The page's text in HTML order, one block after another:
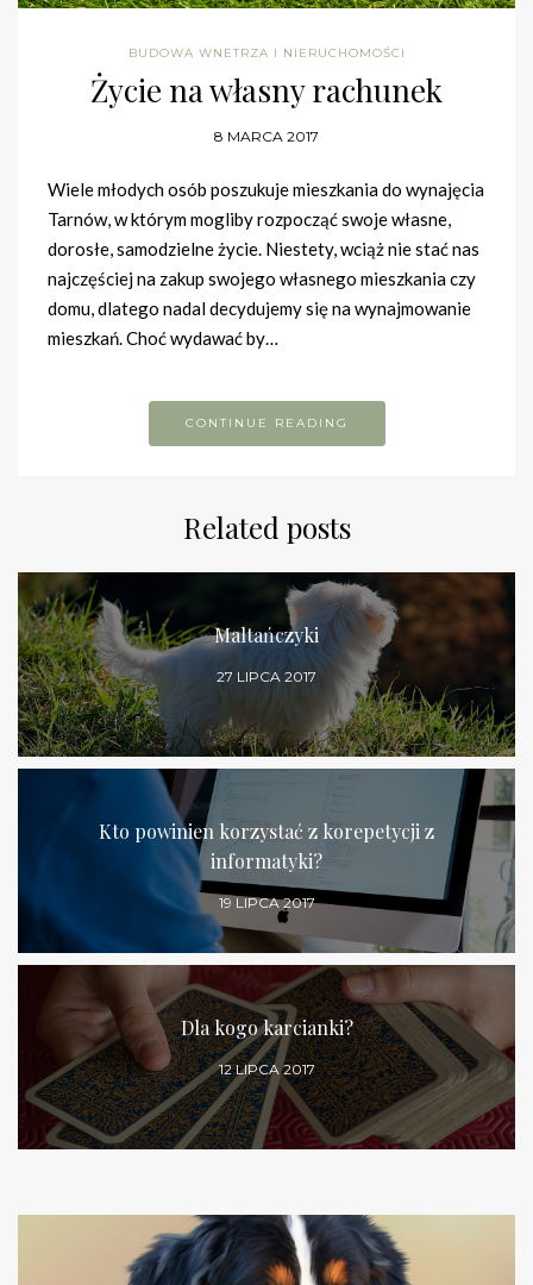
BUDOWA WNETRZA I NIERUCHOMOŚCI
Życie na własny rachunek
8 MARCA 2017
Wiele młodych osób poszukuje mieszkania do wynajęcia
Tarnów, w którym mogliby rozpocząć swoje własne,
dorosłe, samodzielne życie. Niestety, wciąż nie stać nas
najczęściej na zakup swojego własnego mieszkania czy
domu, dlatego nadal decydujemy się na wynajmowanie
mieszkań. Choć wydawać by…
CONTINUE READING
Related posts
Maltańczyki
27 LIPCA 2017
Kto powinien korzystać z korepetycji z
informatyki?
19 LIPCA 2017
Dla kogo karcianki?
12 LIPCA 2017